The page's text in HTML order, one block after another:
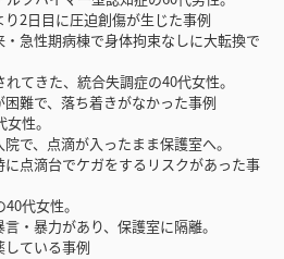
圧迫創傷が生じた事例
性期病棟で身体拘束なしに大転換で
きた、統合失調症の40代女性。
ち着きがなかった事例
性。
が入ったまま保護室へ。
ケガをするリスクがあった事
代女性。
あり、保護室に隔離。
る事例